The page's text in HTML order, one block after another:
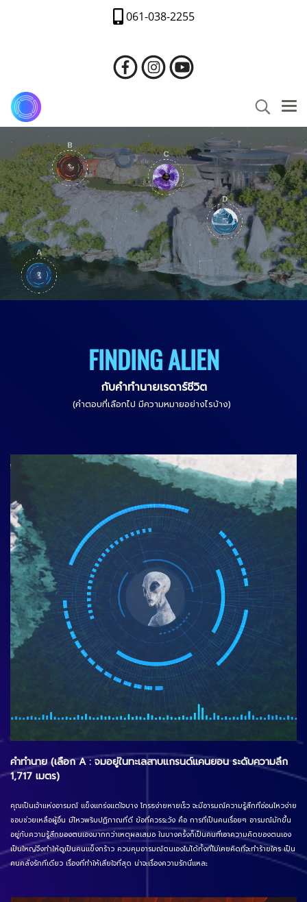
061-038-2255
FINDING ALIEN
กับคำทำนายเรดาร์ชีวิต
(คำตอบที่เลือกไป มีความหมายอย่างไรบ้าง)
คำทำนาย (เลือก A : จมอยู่ในทะเลสาบแกรนด์แคนยอน ระดับความลึก
1,717 เมตร)
คุณเป็นเจ้าแห่งอารมณ์ แข็งแกร่งแต่ใจบาง โกรธง่ายหายเร็ว จะมีอารมณ์ความรู้สึกที่อ่อนไหวง่าย
ชอบช่วยเหลือผู้อื่น มีไหวพริบปฏิภาณที่ดี ข้อที่ควรระวัง คือ การที่เป็นคนเรื่อยๆ อารมณ์มักขึ้น
อยู่กับความรู้สึกของตนเองมากกว่าเหตุผลเสมอ ในบางครั้งก็เป็นคนที่เอาความคิดของตนเอง
เป็นใหญ่จึงทำให้ดูเป็นคนแข็งกร้าว ควบคุมอารมณ์ตนเองไม่ได้ทั้งที่ไม่เคยคิดที่จะทำร้ายใคร เป็น
คนคลั่งรักทีเดียว เรื่องที่ทำให้เสียใจที่สุด น่าจะเรื่องความรักนี่แหละ